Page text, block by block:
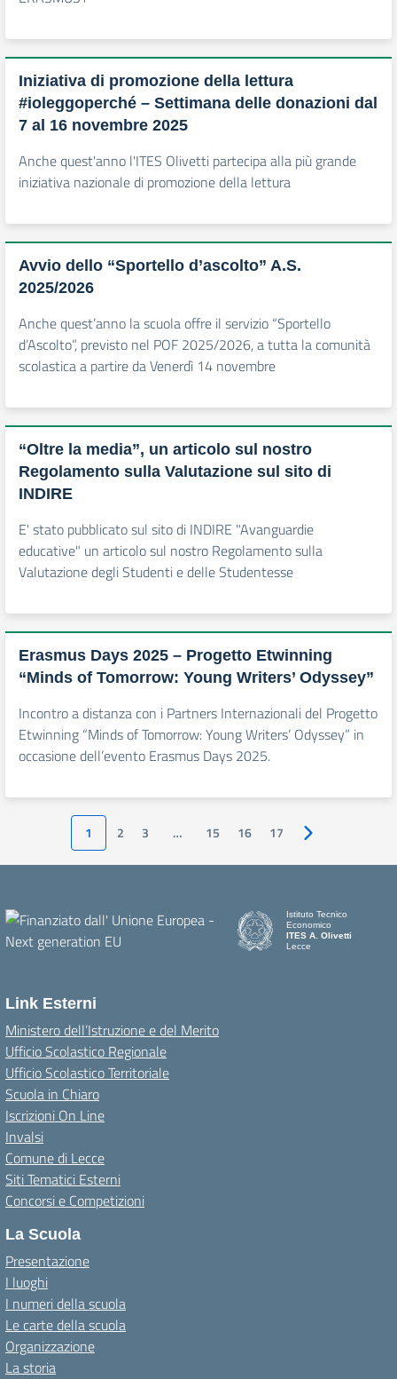
Iniziativa di promozione della lettura
#ioleggoperché – Settimana delle donazioni dal
7 al 16 novembre 2025
Anche quest'anno l'ITES Olivetti partecipa alla più grande
iniziativa nazionale di promozione della lettura
Avvio dello “Sportello d’ascolto” A.S.
2025/2026
Anche quest’anno la scuola offre il servizio “Sportello
d’Ascolto”, previsto nel POF 2025/2026, a tutta la comunità
scolastica a partire da Venerdì 14 novembre
“Oltre la media”, un articolo sul nostro
Regolamento sulla Valutazione sul sito di
INDIRE
E' stato pubblicato sul sito di INDIRE "Avanguardie
educative" un articolo sul nostro Regolamento sulla
Valutazione degli Studenti e delle Studentesse
Erasmus Days 2025 – Progetto Etwinning
“Minds of Tomorrow: Young Writers’ Odyssey”
Incontro a distanza con i Partners Internazionali del Progetto
Etwinning “Minds of Tomorrow: Young Writers’ Odyssey” in
occasione dell’evento Erasmus Days 2025.
1 2 3 … 15 16 17 Pagina
Istituto Tecnico
Economico
ITES A. Olivetti
Lecce
Link Esterni
Ministero dell’Istruzione e del Merito
Ufficio Scolastico Regionale
Ufficio Scolastico Territoriale
Scuola in Chiaro
Iscrizioni On Line
Invalsi
Comune di Lecce
Siti Tematici Esterni
Concorsi e Competizioni
La Scuola
Presentazione
I luoghi
I numeri della scuola
Le carte della scuola
Organizzazione
La storia